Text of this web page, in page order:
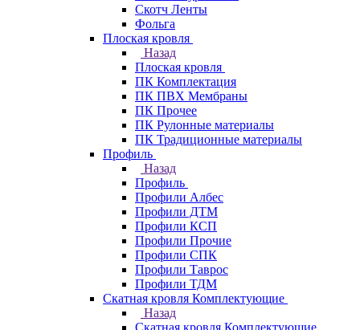
Скотч Ленты
Фольга
Плоская кровля
Назад
Плоская кровля
ПК Комплектация
ПК ПВХ Мембраны
ПК Прочее
ПК Рулонные материалы
ПК Традиционные материалы
Профиль
Назад
Профиль
Профили Албес
Профили ДТМ
Профили КСП
Профили Прочие
Профили СПК
Профили Таврос
Профили ТДМ
Скатная кровля Комплектующие
Назад
Скатная кровля Комплектующие